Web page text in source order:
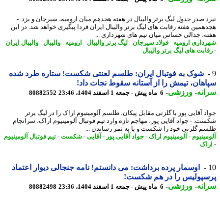
صدر جدول لیگ برتر والیبال در هفته هجدهم میان ارومیه، سیرجان و یزد. -
هفته رقابت های لیگ برتر والیبال ایران فردا پیگیری خواهد شد. در این
جدالی حساس میان تیم های شهرداری ...
ارومیه -فولاد سیرجان -لیگ برتر والیبال-ارومیه -والیبال-والیبال ایران
های لیگ برتر والیبال
شوک به فوتبال ایران: طلسم لعنتی شکست! ستاره طرد شده
تیمش را از آستانه سقوط نجات داد!
- ورزشی-6 ماه پیش - جمعه 1 اسفند 1404، 23:46 80882552
آقایی پور با گلزنی مقابل پیکان، طلسم آلومینیوم اراک را در لیگ برتر
- جواد آقایی پور، مهاجم تازه وارد تیم فوتبال آلومینیوم اراک، سرانجام
گلزنی خود را شکست و با به ثمر رساندن ...
-آلومینیوم اراک - جواد آقایی پور-آقایی-شکست-تیم فوتبال آلومینیوم
اوسمار پرده برداشت: می دانستم! نامه جنجالی دیوار اعتماد
را در هم شکست!
- ورزشی-6 ماه پیش - جمعه 1 اسفند 1404، 23:36 80882498